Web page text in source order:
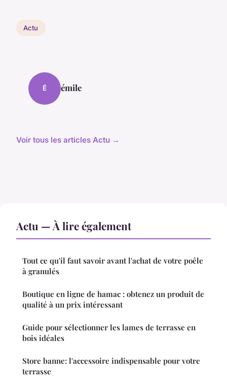
Actu
É émile
Voir tous les articles Actu →
Actu — À lire également
Tout ce qu'il faut savoir avant l'achat de votre poêle
à granulés
Boutique en ligne de hamac : obtenez un produit de
qualité à un prix intéressant
Guide pour sélectionner les lames de terrasse en
bois idéales
Store banne: l'accessoire indispensable pour votre
terrasse